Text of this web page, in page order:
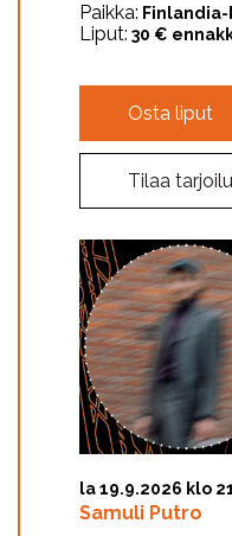
Paikka:
Liput: 30 €
Osta liput
Tilaa
la 19.9.2026 klo
Samuli Putro